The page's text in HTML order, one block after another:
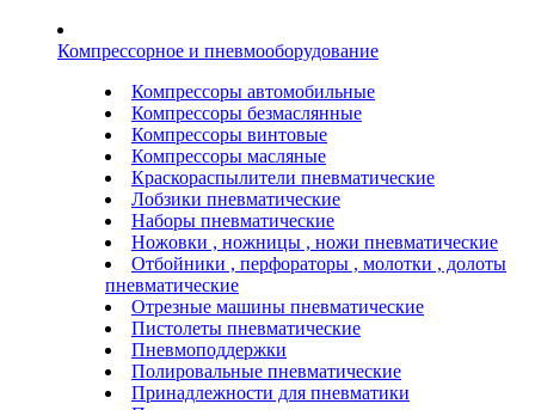
Компрессорное и пневмооборудование
Компрессоры автомобильные
Компрессоры безмаслянные
Компрессоры винтовые
Компрессоры масляные
Краскораспылители пневматические
Лобзики пневматические
Наборы пневматические
Ножовки , ножницы , ножи пневматические
Отбойники , перфораторы , молотки , долоты
пневматические
Отрезные машины пневматические
Пистолеты пневматические
Пневмоподдержки
Полировальные пневматические
Принадлежности для пневматики